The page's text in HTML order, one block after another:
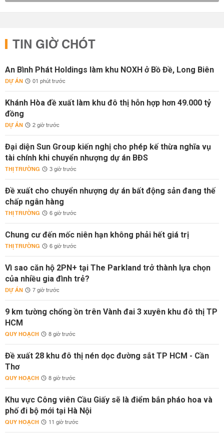
TIN GIỜ CHÓT
An Bình Phát Holdings làm khu NOXH ở Bồ Đề, Long Biên
DỰ ÁN 01 phút trước
Khánh Hòa đề xuất làm khu đô thị hỗn hợp hơn 49.000 tỷ
đồng
DỰ ÁN 2 giờ trước
Đại diện Sun Group kiến nghị cho phép kế thừa nghĩa vụ
tài chính khi chuyển nhượng dự án BĐS
THỊ TRƯỜNG 3 giờ trước
Đề xuất cho chuyển nhượng dự án bất động sản đang thế
chấp ngân hàng
THỊ TRƯỜNG 6 giờ trước
Chung cư đến mốc niên hạn không phải hết giá trị
THỊ TRƯỜNG 6 giờ trước
Vì sao căn hộ 2PN+ tại The Parkland trở thành lựa chọn
của nhiều gia đình trẻ?
DỰ ÁN 7 giờ trước
9 km tường chống ồn trên Vành đai 3 xuyên khu đô thị TP
HCM
QUY HOẠCH 8 giờ trước
Đề xuất 28 khu đô thị nén dọc đường sắt TP HCM - Cần
Thơ
QUY HOẠCH 8 giờ trước
Khu vực Công viên Cầu Giấy sẽ là điểm bắn pháo hoa và
phố đi bộ mới tại Hà Nội
QUY HOẠCH 11 giờ trước